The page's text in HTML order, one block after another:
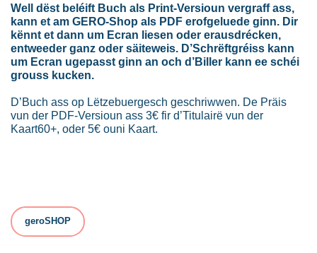
Well dëst beléift Buch als Print-Versioun vergraff ass,
kann et am GERO-Shop als PDF erofgeluede ginn. Dir
kënnt et dann um Ecran liesen oder erausdrécken,
entweeder ganz oder säiteweis. D’Schrëftgréiss kann
um Ecran ugepasst ginn an och d’Biller kann ee schéi
grouss kucken.
D’Buch ass op Lëtzebuergesch geschriwwen. De Präis
vun der PDF-Versioun ass 3€ fir d’Titulairë vun der
Kaart60+, oder 5€ ouni Kaart.
geroSHOP